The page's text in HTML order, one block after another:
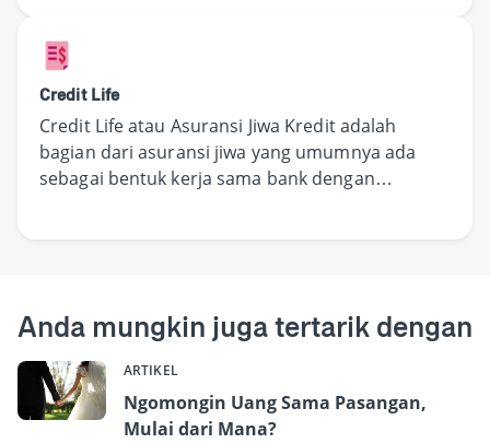
Credit Life
Credit Life atau Asuransi Jiwa Kredit adalah
bagian dari asuransi jiwa yang umumnya ada
sebagai bentuk kerja sama bank dengan
Anda mungkin juga tertarik dengan
ARTIKEL
Ngomongin Uang Sama Pasangan,
Mulai dari Mana?